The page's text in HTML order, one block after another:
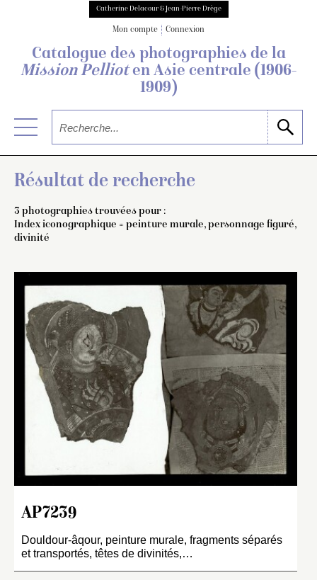
Catherine Delacour & Jean-Pierre Drège
Mon compte Connexion
Catalogue des photographies de la
Mission Pellioten Asie centrale (1906-
1909)
Résultat de recherche
3 photographies trouvées pour :
Index iconographique = peinture murale, personnage figuré,
divinité
AP7239
Douldour-âqour, peinture murale, fragments séparés
et transportés, têtes de divinités,…